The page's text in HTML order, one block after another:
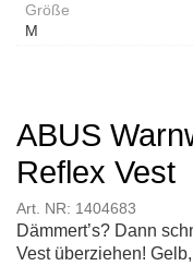
Größe
M
ABUS
Reflex Vest
Art. NR: 1404683
Dämmert’s? Dann
Vest überziehen!